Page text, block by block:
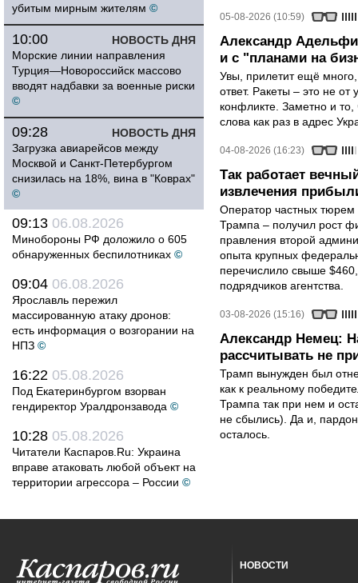
убитым мирным жителям ©
НОВОСТЬ ДНЯ
10:00
Морские линии направления
Турция—Новороссийск массово
вводят надбавки за военные риски
©
НОВОСТЬ ДНЯ
09:28
Загрузка авиарейсов между
Москвой и Санкт-Петербургом
снизилась на 18%, вина в "Коврах"
©
09:13 06.08.2026
Минобороны РФ доложило о 605
обнаруженных беспилотниках ©
09:04 06.08.2026
Ярославль пережил
массированную атаку дронов:
есть информация о возгорании на
НПЗ ©
16:22 05.08.2026
Под Екатеринбургом взорван
гендиректор Уралдронзавода ©
10:28 05.08.2026
Читатели Каспаров.Ru: Украина
вправе атаковать любой объект на
территории агрессора – России ©
05-08-2026 (10:59)
Александр
и с "планами на
Увы, прилетит ещё
ответ. Ракеты – это не от
конфликте. Заметно и
слова как раз в адрес
04-08-2026 (16:23)
Так работает
извлечения
Оператор частных тюрем
Трампа – получил рост
правления второй
опыта крупных
перечислило свыше
подрядчиков агентства.
03-08-2026 (15:16)
Александр Немец:
рассчитывать не
Трамп вынужден был
как к реальному
Трампа так при нем и
не сбылись). Да и,
осталось.
НОВОСТИ